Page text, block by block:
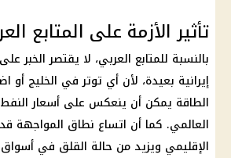
تأثير الأزمة على المتابع
بالنسبة للمتابع العربي، لا يقتصر الخبر
إيرانية بعيدة، لأن أي توتر في الخليج
الطاقة يمكن أن ينعكس على أسعار النفط
العالمي. كما أن اتساع نطاق المواجهة
الإقليمي ويزيد من حالة القلق في